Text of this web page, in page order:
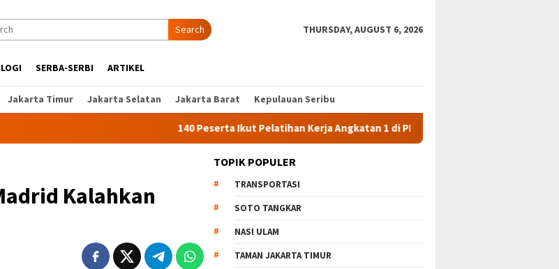
Search THURSDAY, AUGUST 6, 2026
SERBA-SERBI ARTIKEL
Jakarta Timur Jakarta Selatan Jakarta Barat Kepulauan Seribu
140 Peserta Ikut Pelatihan Kerja Angkatan 1 di PPKD Jaksel
Kalahkan
TOPIK POPULER
TRANSPORTASI
SOTO TANGKAR
NASI ULAM
TAMAN JAKARTA TIMUR